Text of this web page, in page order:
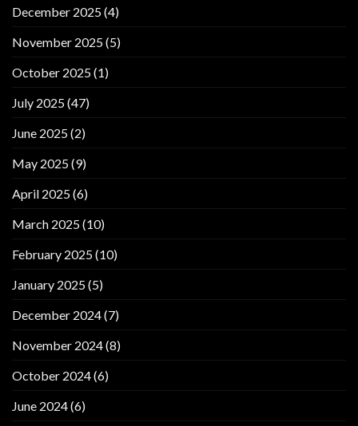
December 2025(4)
November 2025(5)
October 2025(1)
July 2025(47)
June 2025(2)
May 2025(9)
April 2025(6)
March 2025(10)
February 2025(10)
January 2025(5)
December 2024(7)
November 2024(8)
October 2024(6)
June 2024(6)